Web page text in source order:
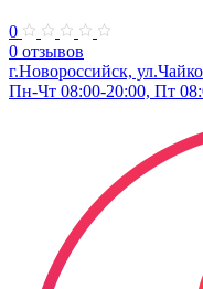
0
0 отзывов
г.Новороссийск,
Пн-Чт 08:00-20:00, Пт